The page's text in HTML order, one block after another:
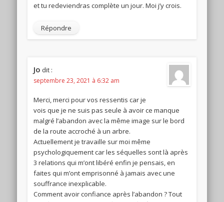
et tu redeviendras complète un jour. Moi j’y crois.
Répondre
Jo dit :
septembre 23, 2021 à 6:32 am
Merci, merci pour vos ressentis car je
vois que je ne suis pas seule à avoir ce manque
malgré l’abandon avec la même image sur le bord
de la route accroché à un arbre.
Actuellement je travaille sur moi même
psychologiquement car les séquelles sont là après
3 relations qui m’ont libéré enfin je pensais, en
faites qui m’ont emprisonné à jamais avec une
souffrance inexplicable.
Comment avoir confiance après l’abandon ? Tout